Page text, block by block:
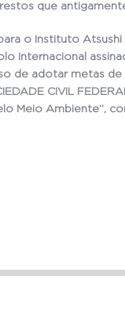
que
o Instituto
Internacional
de adotar metas
CIVIL
Meio Ambiente”,